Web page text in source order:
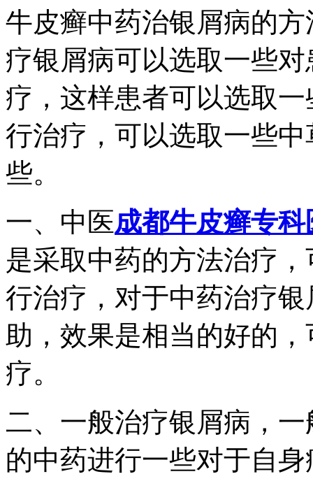
牛皮癣中药治银屑病的
疗银屑病可以选取一些
疗，这样患者可以选取
行治疗，可以选取一些
些。
一、中医成都牛皮癣专科
是采取中药的方法治疗
行治疗，对于中药治疗
助，效果是相当的好的
疗。
二、一般治疗银屑病，
的中药进行一些对于自